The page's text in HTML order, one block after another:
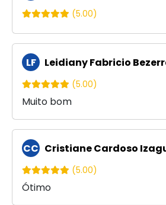
(5.00)
LF Leidiany Fabricio
(5.00)
Muito bom
CC Cristiane Cardoso
(5.00)
Ótimo